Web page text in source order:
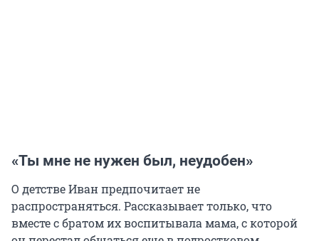
«Ты мне не нужен был, неудобен»
О детстве Иван предпочитает не
распространяться. Рассказывает только, что
вместе с братом их воспитывала мама, с которой